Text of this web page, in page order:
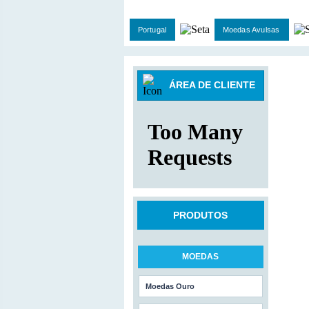
Portugal Moedas Avulsas
ÁREA DE CLIENTE
PRODUTOS
MOEDAS
Moedas Ouro